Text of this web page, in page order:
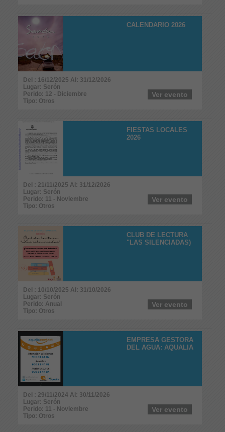
CALENDARIO 2026
Del : 16/12/2025 Al: 31/12/2026
Lugar: Serón
Perido: 12 - Diciembre
Tipo: Otros
Ver evento
FIESTAS LOCALES
2026
Del : 21/11/2025 Al: 31/12/2026
Lugar: Serón
Perido: 11 - Noviembre
Tipo: Otros
Ver evento
CLUB DE LECTURA
"LAS SILENCIADAS)
Del : 10/10/2025 Al: 31/10/2026
Lugar: Serón
Perido: Anual
Tipo: Otros
Ver evento
EMPRESA GESTORA
DEL AGUA: AQUALIA
Del : 29/11/2024 Al: 30/11/2026
Lugar: Serón
Perido: 11 - Noviembre
Tipo: Otros
Ver evento